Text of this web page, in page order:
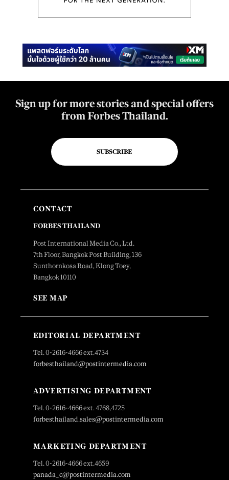
Sign up for more stories and special offers
from Forbes Thailand.
SUBSCRIBE
CONTACT
FORBES THAILAND
Post International Media Co., Ltd.
7th Floor, Bangkok Post Building, 136
Sunthornkosa Road, Klong Toey,
Bangkok 10110
SEE MAP
EDITORIAL DEPARTMENT
Tel. 0-2616-4666 ext.4734
forbesthailand@postintermedia.com
ADVERTISING DEPARTMENT
Tel. 0-2616-4666 ext. 4768,4725
forbesthailand.sales@postintermedia.com
MARKETING DEPARTMENT
Tel. 0-2616-4666 ext.4659
panada_c@postintermedia.com